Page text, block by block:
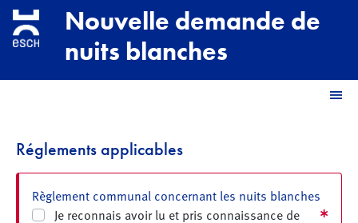
Aller au contenu principalNouvelle demande de
nuits blanches
Réglements applicables
Règlement communal concernant les nuits blanches
Je reconnais avoir lu et pris connaissance de